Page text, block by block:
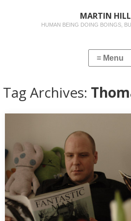
MARTIN
HUMAN BEING DOING BOINGS,
Tag Archives: